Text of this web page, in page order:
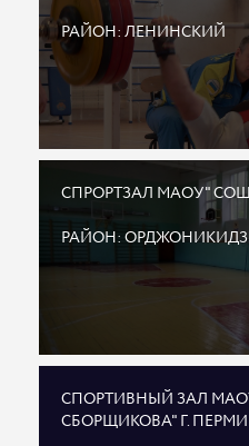
РАЙОН: ЛЕНИНСКИЙ
СПРОРТЗАЛ МАОУ"
РАЙОН:
СПОРТИВНЫЙ ЗАЛ
СБОРЩИКОВА" Г. ПЕРМИ